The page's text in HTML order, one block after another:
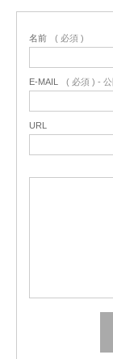
名前 ( 必須 )
E-MAIL ( 必須 ) -
URL